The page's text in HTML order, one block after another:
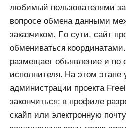
любимый пользователями
вопросе обмена данными
заказчиком. По сути, сайт
обмениваться
размещает объявление и по
исполнителя. На этом этапе
администрации проекта
закончиться: в профиле
скайп или электронную